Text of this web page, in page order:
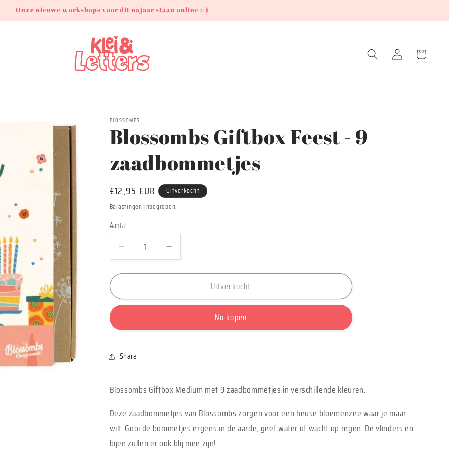
Onze nieuwe workshops voor dit najaar staan online :-)
InloggenWinkelwagen
BLOSSOMBS
Blossombs Giftbox Feest - 9
zaadbommetjes
Normale
prijs
€12,95 EUR
Uitverkocht
Belastingen inbegrepen.
Aantal
Aantal
Aantal
verlagen
voor
Giftbox
9
Aantal
verhogen
voor
Blossombs
Giftbox
9
Uitverkocht
Nu kopen
Share
Blossombs Giftbox Medium met 9 zaadbommetjes in verschillende kleuren.
Deze zaadbommetjes van Blossombs zorgen voor een heuse bloemenzee waar je maar
wilt. Gooi de bommetjes ergens in de aarde, geef water of wacht op regen. De vlinders en
bijen zullen er ook blij mee zijn!